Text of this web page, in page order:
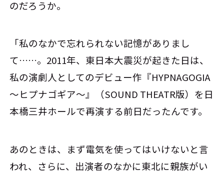
のだろうか。
「私のなかで忘れられない記憶がありまし
て……。2011年、東日本大震災が起きた日は、
私の演劇人としてのデビュー作『HYPNAGOGIA
～ヒプナゴギア～』（SOUND THEATR版）を日
本橋三井ホールで再演する前日だったんです。
あのときは、まず電気を使ってはいけないと言
われ、さらに、出演者のなかに東北に親族がい